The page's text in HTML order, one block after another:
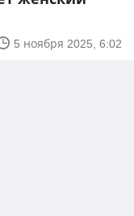
5 ноября 2025, 6:02